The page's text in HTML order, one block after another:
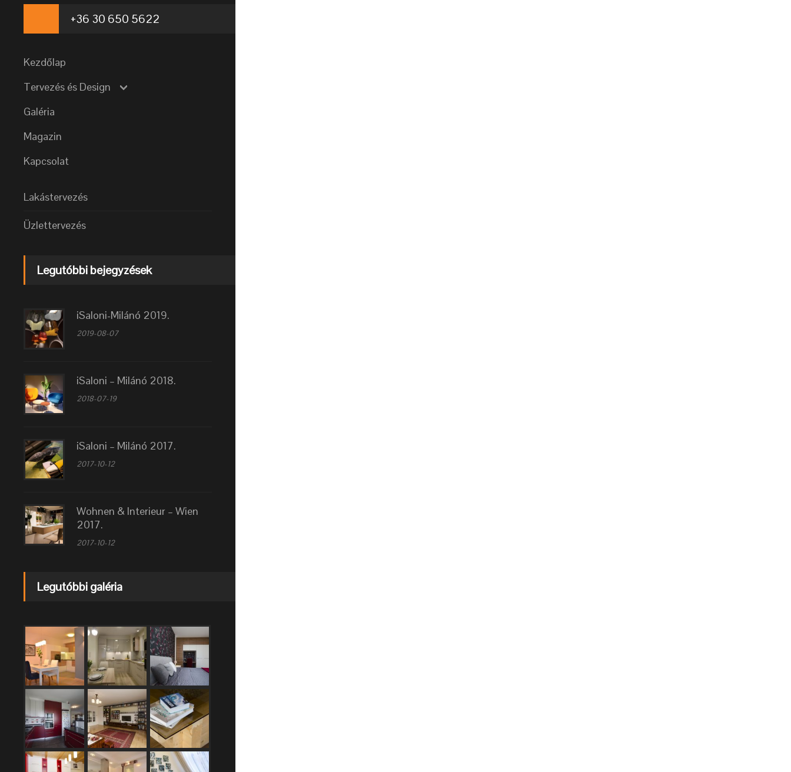
+36 30 650 5622
Kezdőlap
Tervezés és Design
Galéria
Magazin
Kapcsolat
Lakástervezés
Üzlettervezés
Legutóbbi bejegyzések
iSaloni-Milánó 2019.
2019-08-07
iSaloni – Milánó 2018.
2018-07-19
iSaloni – Milánó 2017.
2017-10-12
Wohnen & Interieur – Wien
2017.
2017-10-12
Legutóbbi galéria